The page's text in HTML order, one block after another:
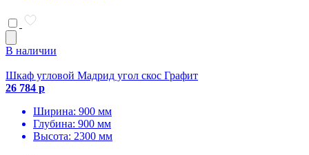
В наличии
Шкаф угловой Мадрид угол скос Графит
26 784 р
Ширина: 900 мм
Глубина: 900 мм
Высота: 2300 мм